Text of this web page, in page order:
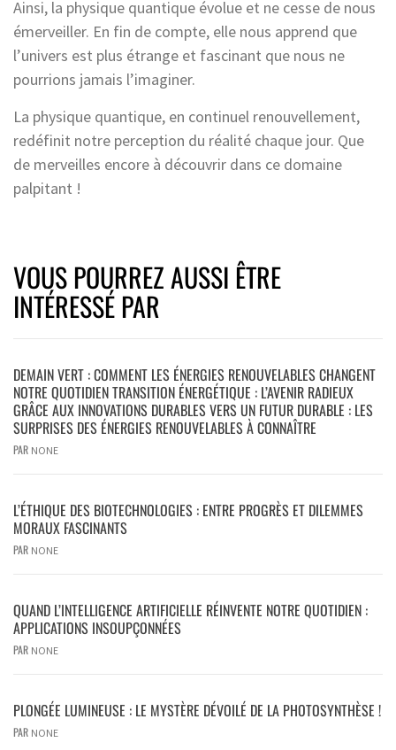
Ainsi, la physique quantique évolue et ne cesse de nous
émerveiller. En fin de compte, elle nous apprend que
l’univers est plus étrange et fascinant que nous ne
pourrions jamais l’imaginer.
La physique quantique, en continuel renouvellement,
redéfinit notre perception du réalité chaque jour. Que
de merveilles encore à découvrir dans ce domaine
palpitant !
VOUS POURREZ AUSSI ÊTRE
INTÉRESSÉ PAR
DEMAIN VERT : COMMENT LES ÉNERGIES RENOUVELABLES CHANGENT
NOTRE QUOTIDIEN TRANSITION ÉNERGÉTIQUE : L’AVENIR RADIEUX
GRÂCE AUX INNOVATIONS DURABLES VERS UN FUTUR DURABLE : LES
SURPRISES DES ÉNERGIES RENOUVELABLES À CONNAÎTRE
PAR NONE
L’ÉTHIQUE DES BIOTECHNOLOGIES : ENTRE PROGRÈS ET DILEMMES
MORAUX FASCINANTS
PAR NONE
QUAND L’INTELLIGENCE ARTIFICIELLE RÉINVENTE NOTRE QUOTIDIEN :
APPLICATIONS INSOUPÇONNÉES
PAR NONE
PLONGÉE LUMINEUSE : LE MYSTÈRE DÉVOILÉ DE LA PHOTOSYNTHÈSE !
PAR NONE